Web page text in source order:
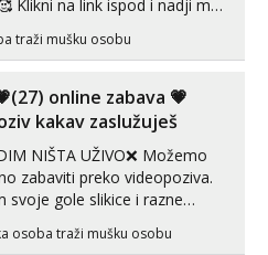
me
traži mušku osobu
online zabava 💗
kakav zaslužuješ
NIŠTA UŽIVO❌ Možemo
zabaviti preko videopoziva.
svoje gole slikice i razne
🤩 Za online zabavu pošalji
Whatsapp, Telegram ili Viber.
osoba traži mušku osobu